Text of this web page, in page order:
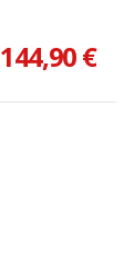
144,90 €